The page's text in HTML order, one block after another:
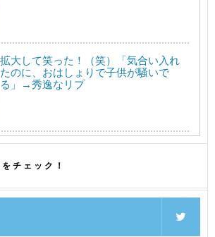
拡大して笑った！（笑）「気合い入れ
たのに、おはしょりで子供が騒いで
る」→秀逸なリプ
チェック！